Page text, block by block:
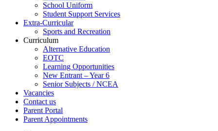
School Uniform
Student Support Services
Extra-Curricular
Sports and Recreation
Curriculum
Alternative Education
EOTC
Learning Opportunities
New Entrant – Year 6
Senior Subjects / NCEA
Vacancies
Contact us
Parent Portal
Parent Appointments